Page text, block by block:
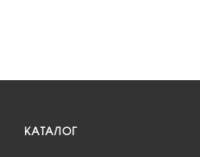
КАТАЛОГ